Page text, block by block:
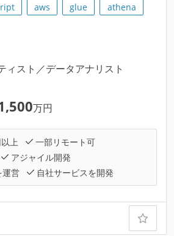
aws glue
athena
ィスト／データアナリスト
万円
上
一部リモート可
アジャイル開発
運営
自社サービスを開発